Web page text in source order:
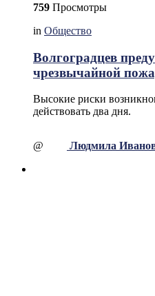
759 Просмотры
in Общество
Волгоградцев
чрезвычайной
Высокие риски
действовать два дня.
@ Людмила